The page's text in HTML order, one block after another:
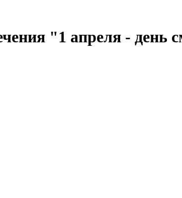
"1 апреля - день